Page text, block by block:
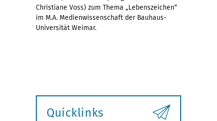
Christiane Voss) zum Thema „Lebenszeichen“
im M.A. Medienwissenschaft der Bauhaus-
Universität Weimar.
Quicklinks